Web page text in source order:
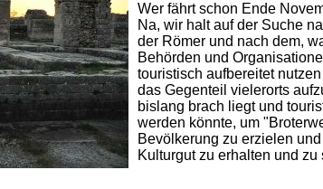
Wer fährt schon Ende
Na, wir halt auf der Suche
der Römer und nach dem,
Behörden und
touristisch aufbereitet
das Gegenteil vielerorts
bislang brach liegt und
werden könnte, um
Bevölkerung zu erzielen
Kulturgut zu erhalten und zu